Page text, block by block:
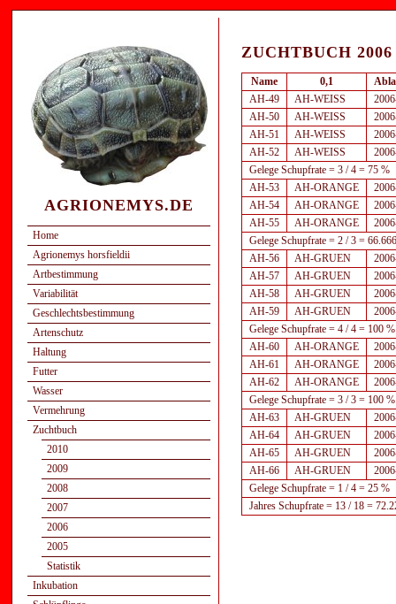
AGRIONEMYS.DE
Home
Agrionemys horsfieldii
Artbestimmung
Variabilität
Geschlechtsbestimmung
Artenschutz
Haltung
Futter
Wasser
Vermehrung
Zuchtbuch
2010
2009
2008
2007
2006
2005
Statistik
Inkubation
ZUCHTBUCH 2006
Name 0,1
AH-49
AH-WEISS
AH-50
AH-WEISS
AH-51
AH-WEISS
AH-52
AH-WEISS
Gelege Schupfrate = 3 / 4 = 75 %
AH-53
AH-ORANGE
AH-54
AH-ORANGE
AH-55
AH-ORANGE
Gelege Schupfrate = 2 / 3 =
AH-56
AH-GRUEN
AH-57
AH-GRUEN
AH-58
AH-GRUEN
AH-59
AH-GRUEN
Gelege Schupfrate = 4 / 4 = 100 %
AH-60
AH-ORANGE
AH-61
AH-ORANGE
AH-62
AH-ORANGE
Gelege Schupfrate = 3 / 3 = 100 %
AH-63
AH-GRUEN
AH-64
AH-GRUEN
AH-65
AH-GRUEN
AH-66
AH-GRUEN
Gelege Schupfrate = 1 / 4 = 25 %
Jahres Schupfrate = 13 / 18 =